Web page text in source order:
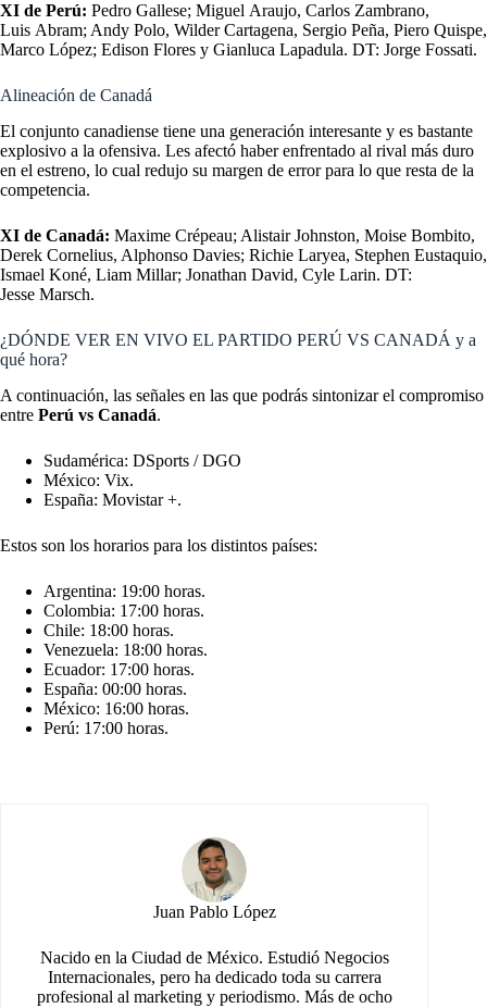
XI de Perú: Pedro Gallese; Miguel Araujo, Carlos Zambrano,
Luis Abram; Andy Polo, Wilder Cartagena, Sergio Peña, Piero Quispe,
Marco López; Edison Flores y Gianluca Lapadula. DT: Jorge Fossati.
Alineación de Canadá
El conjunto canadiense tiene una generación interesante y es bastante
explosivo a la ofensiva. Les afectó haber enfrentado al rival más duro
en el estreno, lo cual redujo su margen de error para lo que resta de la
competencia.
XI de Canadá: Maxime Crépeau; Alistair Johnston, Moise Bombito,
Derek Cornelius, Alphonso Davies; Richie Laryea, Stephen Eustaquio,
Ismael Koné, Liam Millar; Jonathan David, Cyle Larin. DT:
Jesse Marsch.
¿DÓNDE VER EN VIVO EL PARTIDO PERÚ VS CANADÁ y a
qué hora?
A continuación, las señales en las que podrás sintonizar el compromiso
entre Perú vs Canadá.
Sudamérica: DSports / DGO
México: Vix.
España: Movistar +.
Estos son los horarios para los distintos países:
Argentina: 19:00 horas.
Colombia: 17:00 horas.
Chile: 18:00 horas.
Venezuela: 18:00 horas.
Ecuador: 17:00 horas.
España: 00:00 horas.
México: 16:00 horas.
Perú: 17:00 horas.
Juan Pablo López
Nacido en la Ciudad de México. Estudió Negocios
Internacionales, pero ha dedicado toda su carrera
profesional al marketing y periodismo. Más de ocho